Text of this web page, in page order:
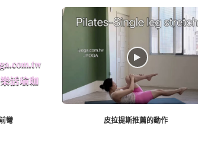
作 瑜珈教學120-手臂、肩頸伸展